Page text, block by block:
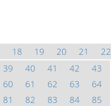
18 19 20 21
22
39 40 41 42
43
60 61 62 63
64
81 82 83 84
85